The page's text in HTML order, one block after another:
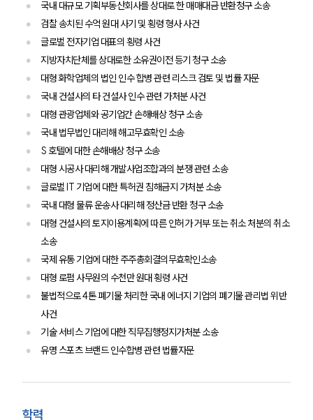
팀소개
팀소개
오시는 길
글로벌 파트너 로펌
고객의 소리
통합검색
업무사례
국내 대규모 기획부동산회사를 상대로 한 매매대금 반환청구 소송
검찰 송치된 수억 원대 사기 및 횡령 형사 사건
글로벌 전자기업 대표의 횡령 사건
지방자치단체를 상대로한 소유권이전 등기 청구 소송
대형 화학업체의 법인 인수 합병 관련 리스크 검토 및 법률 자문
국내 건설사의 타 건설사 인수 관련 가처분 사건
대형 관광업체와 공기업간 손해배상 청구 소송
국내 법무법인 대리해 해고무효확인 소송
S 호텔에 대한 손해배상 청구 소송
대형 시공사 대리해 개발사업조합과의 분쟁 관련 소송
글로벌 IT 기업에 대한 특허권 침해금지 가처분 소송
국내 대형 물류 운송사 대리해 정산금 반환 청구 소송
대형 건설사의 토지이용계획에 따른 인허가 거부 또는 취소 처분의 취소
소송
국제 유통 기업에 대한 주주총회결의무효확인소송
대형 로펌 사무원의 수천만 원대 횡령 사건
불법적으로 4톤 폐기물 처리한 국내 에너지 기업의 폐기물 관리법 위반
사건
기술 서비스 기업에 대한 직무집행정지가처분 소송
유명 스포츠 브랜드 인수합병 관련 법률자문
학력